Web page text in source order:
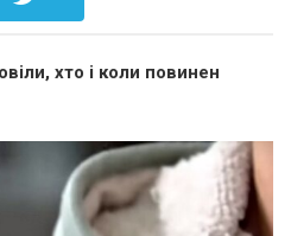
хто і коли повинен